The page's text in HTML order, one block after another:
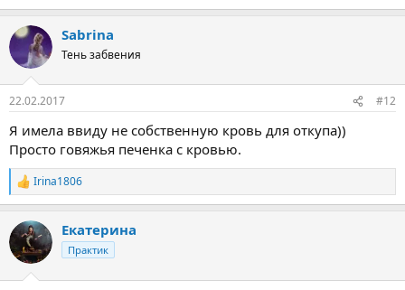
Sabrina
Тень забвения
22.02.2017 #12
Я имела ввиду не собственную кровь для откупа))
Просто говяжья печенка с кровью.
Р
е
к
ц
и
Irina1806
Екатерина
Практик